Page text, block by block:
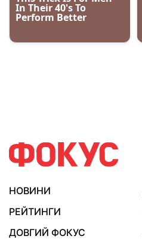
НОВИНИ
РЕЙТИНГИ
ДОВГИЙ ФОКУС